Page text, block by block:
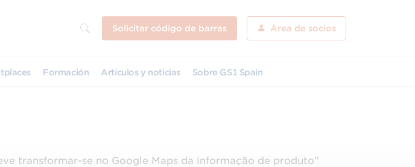
Solicitar código de barras Área de socios
Formación Artículos y noticias Sobre GS1 Spain
transformar-se no Google Maps da informação de produto”